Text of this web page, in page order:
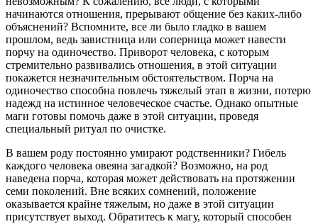
начинаются отношения, прерывают общение без каких-либо
объяснений? Вспомните, все ли было гладко в вашем
прошлом, ведь завистница или соперница может навести
порчу на одиночество. Приворот человека, с которым
стремительно развивались отношения, в этой ситуации
покажется незначительным обстоятельством. Порча на
одиночество способна повлечь тяжелый этап в жизни, потерю
надежд на истинное человеческое счастье. Однако опытные
маги готовы помочь даже в этой ситуации, проведя
специальный ритуал по очистке.
В вашем роду постоянно умирают родственники? Гибель
каждого человека овеяна загадкой? Возможно, на род
наведена порча, которая может действовать на протяжении
семи поколений. Вне всяких сомнений, положение
оказывается крайне тяжелым, но даже в этой ситуации
присутствует выход. Обратитесь к магу, который способен